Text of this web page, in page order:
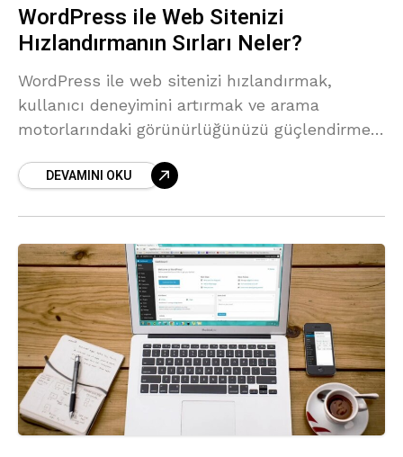
WordPress ile Web Sitenizi
Hızlandırmanın Sırları Neler?
WordPress ile web sitenizi hızlandırmak,
kullanıcı deneyimini artırmak ve arama
motorlarındaki görünürlüğünüzü güçlendirmek
DEVAMINI OKU